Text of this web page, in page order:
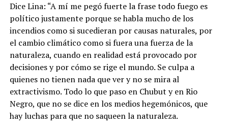
Dice Lina: “A mí me pegó fuerte la frase todo fuego es
político justamente porque se habla mucho de los
incendios como si sucedieran por causas naturales, por
el cambio climático como si fuera una fuerza de la
naturaleza, cuando en realidad está provocado por
decisiones y por cómo se rige el mundo. Se culpa a
quienes no tienen nada que ver y no se mira al
extractivismo. Todo lo que paso en Chubut y en Rio
Negro, que no se dice en los medios hegemónicos, que
hay luchas para que no saqueen la naturaleza.